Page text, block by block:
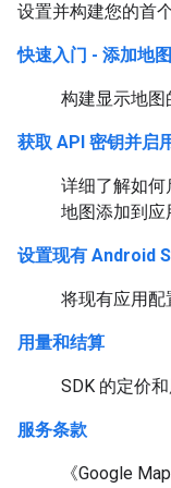
设置并构建您的首
快速入门 - 添加地图
构建显示地图
获取 API 密钥并启
详细了解如
地图添加到应
设置现有 Android
将现有应用配
用量和结算
SDK 的定价和
服务条款
《Google